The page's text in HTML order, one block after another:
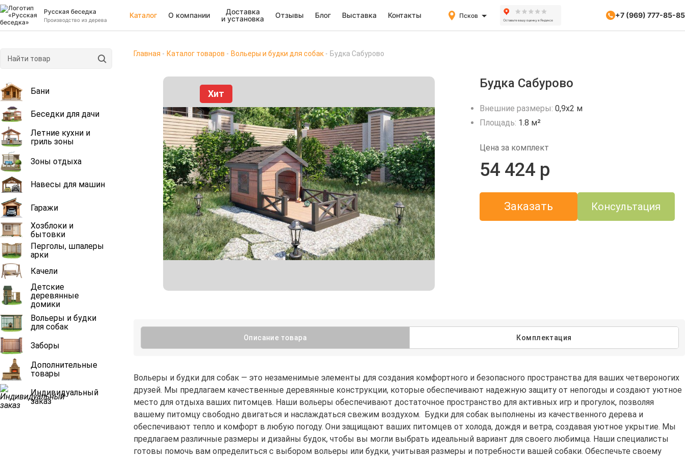
Русская беседка
Производство из дерева
Каталог О компании
Доставка
и установка
Отзывы Блог Выставка Контакты Псков +7 (969) 777-85-85
Бани
Беседки для дачи
Летние кухни и
гриль зоны
Зоны отдыха
Навесы для машин
Гаражи
Хозблоки и
бытовки
Перголы, шпалеры
арки
Качели
Детские
деревянные
домики
Вольеры и будки
для собак
Заборы
Дополнительные
товары
Индивидуальный
заказ
Главная Каталог товаров Вольеры и будки для собак Будка Сабурово
Хит
Будка Сабурово
Внешние размеры:0,9х2 м
Площадь: 1.8 м²
Цена за комплект
54 424 р
Заказать Консультация
Описание товара Комплектация
Вольеры и будки для собак — это незаменимые элементы для создания комфортного и безопасного пространства для ваших четвероногих
друзей. Мы предлагаем качественные деревянные конструкции, которые обеспечивают надежную защиту от непогоды и создают уютное
место для отдыха ваших питомцев. Наши вольеры обеспечивают достаточное пространство для активных игр и прогулок, позволяя
вашему питомцу свободно двигаться и наслаждаться свежим воздухом. Будки для собак выполнены из качественного дерева и
обеспечивают тепло и комфорт в любую погоду. Они защищают ваших питомцев от холода, дождя и ветра, создавая уютное укрытие. Мы
предлагаем различные размеры и дизайны будок, чтобы вы могли выбрать идеальный вариант для своего любимца. Наши специалисты
готовы помочь вам определиться с выбором вольеры или будки, учитывая размеры и потребности вашей собаки. Обеспечьте своему